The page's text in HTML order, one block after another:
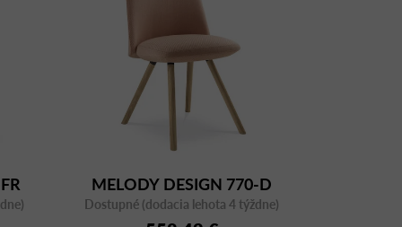
MELODY DESIGN 770-D
Dostupné (dodacia lehota 4 týždne)